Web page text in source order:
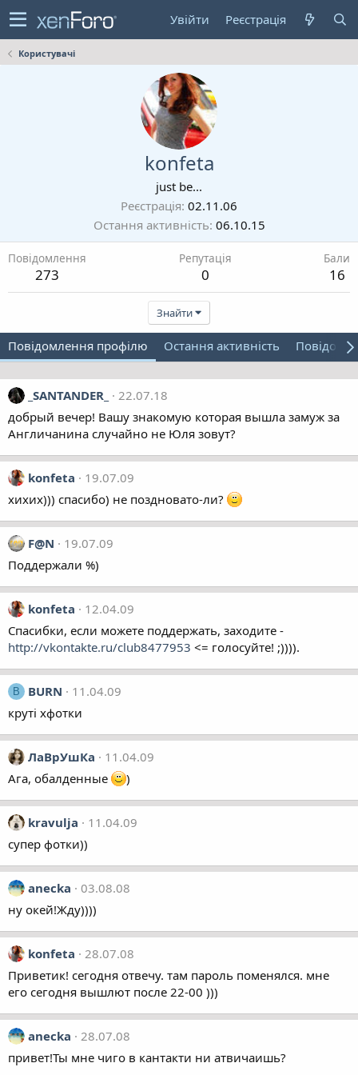
Увійти Реєстрація
Користувачі
konfeta
just be...
Реєстрація 02.11.06
Остання активність 06.10.15
Повідомлення
273
Репутація
0
Бали
16
Знайти
Повідомлення профілю Остання активність
_SANTANDER_
22.07.18
добрый вечер! Вашу знакомую которая вышла замуж за
Англичанина случайно не Юля зовут?
konfeta
19.07.09
хихих))) спасибо) не поздновато-ли?
F@N
19.07.09
Поддержали %)
konfeta
12.04.09
Спасибки, если можете поддержать, заходите -
http://vkontakte.ru/club8477953 <= голосуйте! ;)))).
B BURN
11.04.09
круті хфотки
ЛаВрУшКа
11.04.09
Ага, обалденные
)
kravulja
11.04.09
супер фотки))
anecka
03.08.08
ну окей!Жду))))
konfeta
28.07.08
Приветик! сегодня отвечу. там пароль поменялся. мне
его сегодня вышлют после 22-00 )))
anecka
28.07.08
привет!Ты мне чиго в кантакти ни атвичаишь?